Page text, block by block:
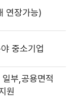
연장가능)
중소기업
부,공용면적
원